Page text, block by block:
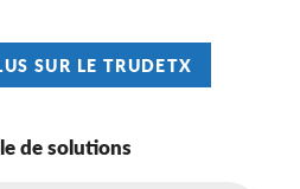
SUR LE TRUDETX
de solutions